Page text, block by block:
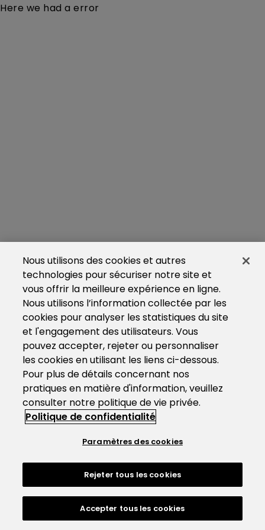
Here we had a error
Nous utilisons des cookies et autres
technologies pour sécuriser notre site et
vous offrir la meilleure expérience en ligne.
Nous utilisons l’information collectée par les
cookies pour analyser les statistiques du site
et l'engagement des utilisateurs. Vous
pouvez accepter, rejeter ou personnaliser
les cookies en utilisant les liens ci-dessous.
Pour plus de détails concernant nos
pratiques en matière d'information, veuillez
consulter notre politique de vie privée.
Politique de confidentialité
Paramètres des cookies
Rejeter tous les cookies
Accepter tous les cookies